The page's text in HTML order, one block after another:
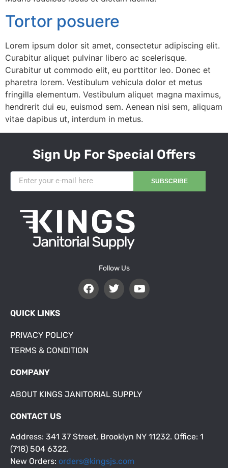
Tortor posuere
Lorem ipsum dolor sit amet, consectetur adipiscing elit.
Curabitur aliquet pulvinar libero ac scelerisque.
Curabitur ut commodo elit, eu porttitor leo. Donec et
pharetra lorem. Vestibulum vehicula dolor et metus
fringilla elementum. Vestibulum aliquet magna maximus,
hendrerit dui eu, euismod sem. Aenean nisi sem, aliquam
vitae dapibus ut, interdum in metus.
Sign Up For Special Offers
SUBSCRIBE
Follow Us
QUICK LINKS
PRIVACY POLICY
TERMS & CONDITION
COMPANY
ABOUT KINGS JANITORIAL SUPPLY
CONTACT US
Address: 341 37 Street, Brooklyn NY 11232. Office: 1
(718) 504 6322.
New Orders: orders@kingsjs.com